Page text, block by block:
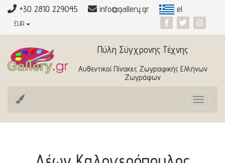
+30 2810 229045 info@gallery.gr el
EUR
Πύλη Σύγχρονης Τέχνης
Αυθεντικοί Πίνακες Ζωγραφικής Ελλήνων
Ζωγράφων
Toggle